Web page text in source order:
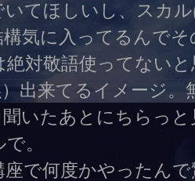
いてほしいし、スカ
構気に入ってるんで
絶対敬語使ってない
）出来てるイメージ
聞いたあとにちらっ
。
座で何度かやったん